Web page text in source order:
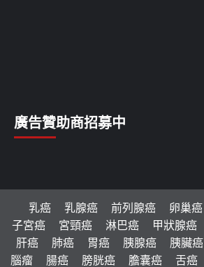
廣告贊助商招募中
乳癌 乳腺癌 前列腺癌 卵巢癌
子宮癌
宮頸癌 淋巴癌 甲狀腺癌
肝癌
肺癌 胃癌 胰腺癌 胰臟癌
腦瘤
腸癌 膀胱癌 膽囊癌 舌癌